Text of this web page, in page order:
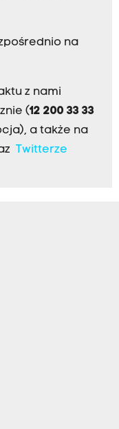
na
z nami
(12 200 33 33
a także na
Twitterze